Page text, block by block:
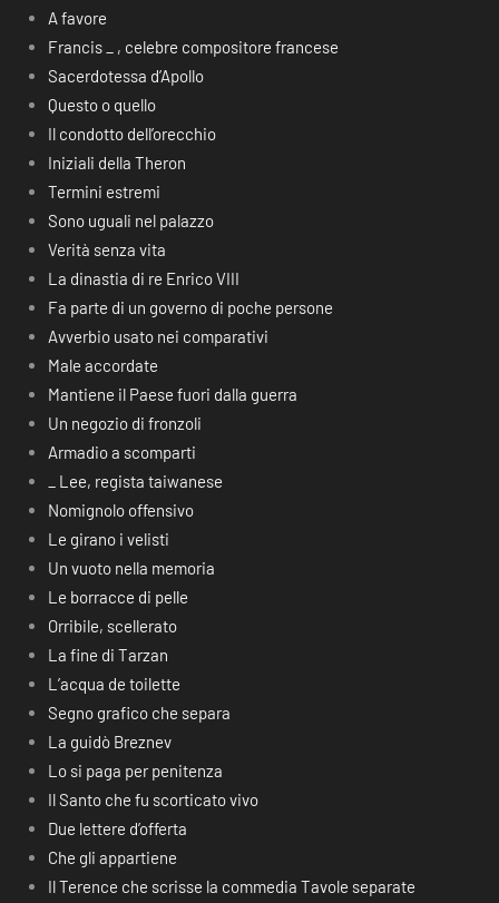
A favore
Francis _ , celebre compositore francese
Sacerdotessa d’Apollo
Questo o quello
Il condotto dell’orecchio
Iniziali della Theron
Termini estremi
Sono uguali nel palazzo
Verità senza vita
La dinastia di re Enrico VIII
Fa parte di un governo di poche persone
Avverbio usato nei comparativi
Male accordate
Mantiene il Paese fuori dalla guerra
Un negozio di fronzoli
Armadio a scomparti
_ Lee, regista taiwanese
Nomignolo offensivo
Le girano i velisti
Un vuoto nella memoria
Le borracce di pelle
Orribile, scellerato
La fine di Tarzan
L’acqua de toilette
Segno grafico che separa
La guidò Breznev
Lo si paga per penitenza
Il Santo che fu scorticato vivo
Due lettere d’offerta
Che gli appartiene
Il Terence che scrisse la commedia Tavole separate